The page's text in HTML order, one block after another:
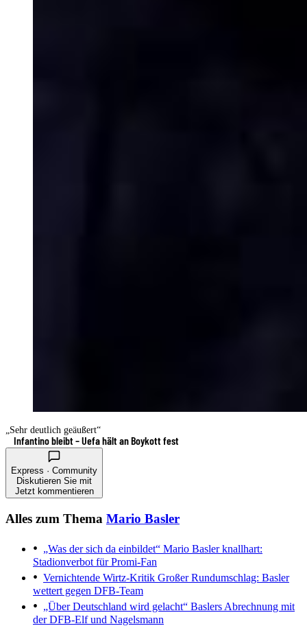
„Sehr deutlich geäußert“
Infantino bleibt – Uefa hält an Boykott fest
Express · Community
Diskutieren Sie mit
Jetzt kommentieren
Alles zum Thema Mario Basler
„Was der sich da einbildet“ Mario Basler knallhart:
Stadionverbot für Promi-Fan
Vernichtende Wirtz-Kritik Großer Rundumschlag: Basler
wettert gegen DFB-Team
„Über Deutschland wird gelacht“ Baslers Abrechnung mit
der DFB-Elf und Nagelsmann